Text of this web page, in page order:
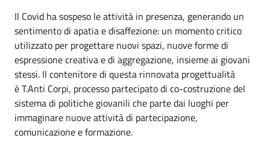
Il Covid ha sospeso le attività in presenza, generando un
sentimento di apatia e disaffezione: un momento critico
utilizzato per progettare nuovi spazi, nuove forme di
espressione creativa e di aggregazione, insieme ai giovani
stessi. Il contenitore di questa rinnovata progettualità
è T.Anti Corpi, processo partecipato di co-costruzione del
sistema di politiche giovanili che parte dai luoghi per
immaginare nuove attività di partecipazione,
comunicazione e formazione.